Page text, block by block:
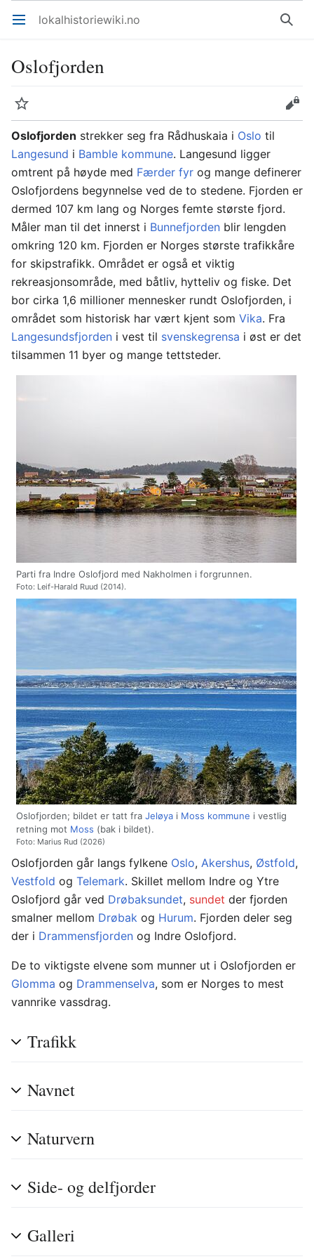
Åpne hovedmenyen lokalhistoriewiki.no Søk
Oslofjorden
Overvåk
Rediger
Oslofjorden strekker seg fra Rådhuskaia i Oslo til
Langesund i Bamble kommune. Langesund ligger
omtrent på høyde med Færder fyr og mange definerer
Oslofjordens begynnelse ved de to stedene. Fjorden er
dermed 107 km lang og Norges femte største fjord.
Måler man til det innerst i Bunnefjorden blir lengden
omkring 120 km. Fjorden er Norges største trafikkåre
for skipstrafikk. Området er også et viktig
rekreasjonsområde, med båtliv, hytteliv og fiske. Det
bor cirka 1,6 millioner mennesker rundt Oslofjorden, i
området som historisk har vært kjent som Vika. Fra
Langesundsfjorden i vest til svenskegrensa i øst er det
tilsammen 11 byer og mange tettsteder.
Parti fra Indre Oslofjord med Nakholmen i forgrunnen.
Foto: Leif-Harald Ruud (2014).
Oslofjorden; bildet er tatt fra Jeløya i Moss kommune i vestlig
retning mot Moss (bak i bildet).
Foto: Marius Rud (2026)
Oslofjorden går langs fylkene Oslo, Akershus, Østfold,
Vestfold og Telemark. Skillet mellom Indre og Ytre
Oslofjord går ved Drøbaksundet, sundet der fjorden
smalner mellom Drøbak og Hurum. Fjorden deler seg
der i Drammensfjorden og Indre Oslofjord.
De to viktigste elvene som munner ut i Oslofjorden er
Glomma og Drammenselva, som er Norges to mest
vannrike vassdrag.
Trafikk
Navnet
Naturvern
Side- og delfjorder
Galleri